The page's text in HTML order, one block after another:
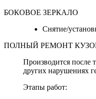
БОКОВОЕ ЗЕРКАЛО
Снятие/
ПОЛНЫЙ РЕМОНТ
Производится
других нарушениях
Этапы работ: